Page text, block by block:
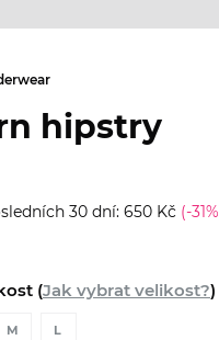
hipstry
30 dní: 650 Kč (-
(Jak vybrat velikost?)
M L